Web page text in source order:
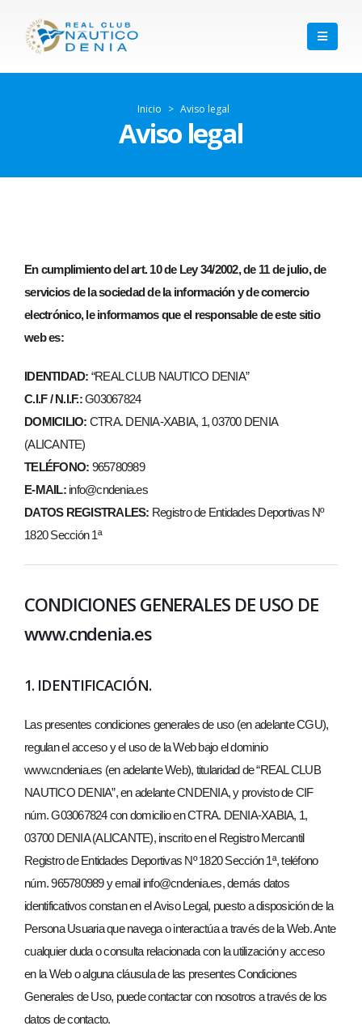
Inicio > Aviso legal
Aviso legal
En cumplimiento del art. 10 de Ley 34/2002, de 11 de julio, de
servicios de la sociedad de la información y de comercio
electrónico, le informamos que el responsable de este sitio
web es:
IDENTIDAD: “REAL CLUB NAUTICO DENIA”
C.I.F / N.I.F.:G03067824
DOMICILIO: CTRA. DENIA-XABIA, 1, 03700 DENIA
(ALICANTE)
TELÉFONO: 965780989
E-MAIL:info@cndenia.es
DATOS REGISTRALES: Registro de Entidades Deportivas Nº
1820 Sección 1ª
CONDICIONES GENERALES DE USO DE
www.cndenia.es
1. IDENTIFICACIÓN.
Las presentes condiciones generales de uso (en adelante CGU),
regulan el acceso y el uso de la Web bajo el dominio
www.cndenia.es (en adelante Web), titularidad de “REAL CLUB
NAUTICO DENIA”, en adelante CNDENIA, y provisto de CIF
núm. G03067824 con domicilio en CTRA. DENIA-XABIA, 1,
03700 DENIA (ALICANTE), inscrito en el Registro Mercantil
Registro de Entidades Deportivas Nº 1820 Sección 1ª, teléfono
núm. 965780989 y email info@cndenia.es, demás datos
identificativos constan en el Aviso Legal, puesto a disposición de la
Persona Usuaria que navega o interactúa a través de la Web. Ante
cualquier duda o consulta relacionada con la utilización y acceso
en la Web o alguna cláusula de las presentes Condiciones
Generales de Uso, puede contactar con nosotros a través de los
datos de contacto.